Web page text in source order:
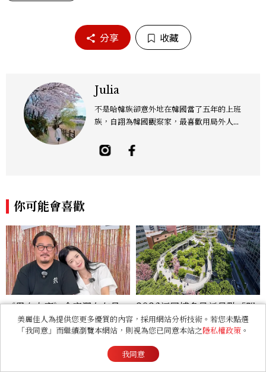
分享 收藏
Julia
不是哈韓族卻意外地在韓國當了五年的上班
族，自詡為韓國觀察家，最喜歡用局外人的
你可能會喜歡
《黑白大廚》金度潤女友是
誰？低調交往演員金瑞妍、曾
出演《少年法庭》，私下極簡
2026福岡博多最新景點「明
治公園」開幕！藤本壯介操刀
設計，7大餐廳美食品牌、SP
A一次看
美麗佳人為提供您更多優質的內容，採用網站分析技術。若您未點選
「我同意」而繼續瀏覽本網站，則視為您已同意本站之隱私權政策 。
我同意